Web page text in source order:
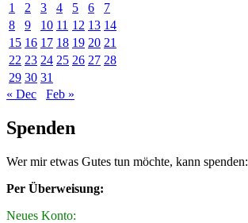
1
2 3 4 5 6
7
8
9 10 11 12 13 14
15 16 17 18 19 20 21
22 23 24 25 26 27 28
29 30 31
« Dec
Feb »
Spenden
Wer mir etwas Gutes tun möchte, kann spenden:
Per Überweisung:
Neues Konto: